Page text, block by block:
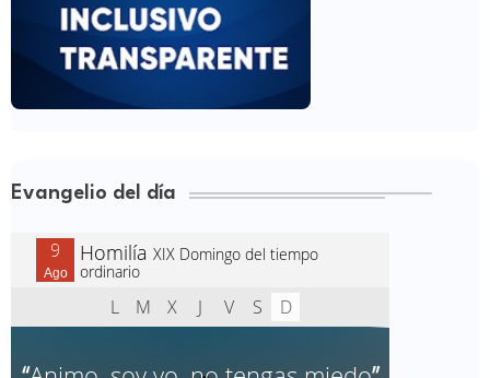
Evangelio del día